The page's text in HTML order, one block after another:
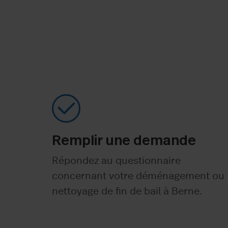
Remplir une demande
Répondez au questionnaire
concernant votre déménagement ou
nettoyage de fin de bail à Berne.